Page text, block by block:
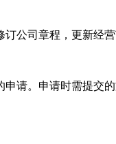
公司章程，更新经
请。申请时需提交